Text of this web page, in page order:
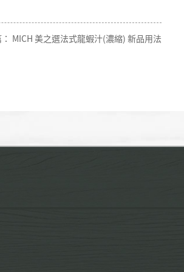
MICH 美之選法式龍蝦汁(濃縮) 新品用法